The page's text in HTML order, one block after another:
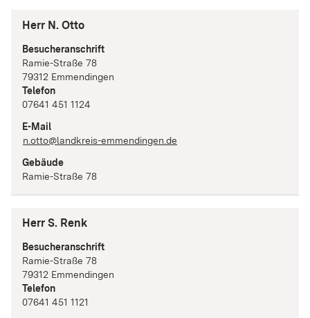
Herr N. Otto
Besucheranschrift
Ramie-Straße 78
79312 Emmendingen
Telefon
07641 451 1124
E-Mail
n.otto@landkreis-emmendingen.de
Gebäude
Ramie-Straße 78
Herr S. Renk
Besucheranschrift
Ramie-Straße 78
79312 Emmendingen
Telefon
07641 451 1121